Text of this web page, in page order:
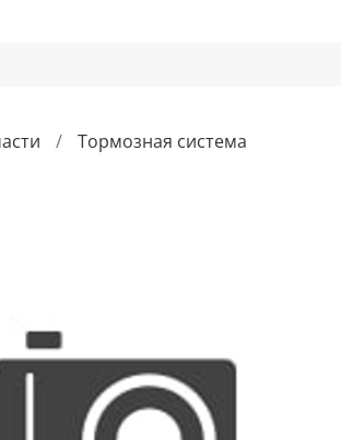
Тормозная система